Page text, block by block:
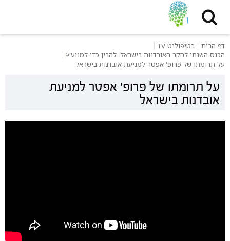
דף הבית
בטיפולנט TV
הכנס השנתי לחקר האובדנות בישראל: להבין כדי למנוע 9
על תרומתו של פרופ' אפטר למניעת אובדנות בישראל
על תרומתו של פרופ' אפטר למניעת
אובדנות בישראל